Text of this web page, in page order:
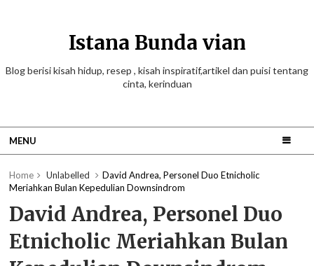
Istana Bunda vian
Blog berisi kisah hidup, resep , kisah inspiratif,artikel dan puisi tentang
cinta, kerinduan
MENU
Home Unlabelled
David Andrea, Personel Duo Etnicholic
Meriahkan Bulan Kepedulian Downsindrom
David Andrea, Personel Duo
Etnicholic Meriahkan Bulan